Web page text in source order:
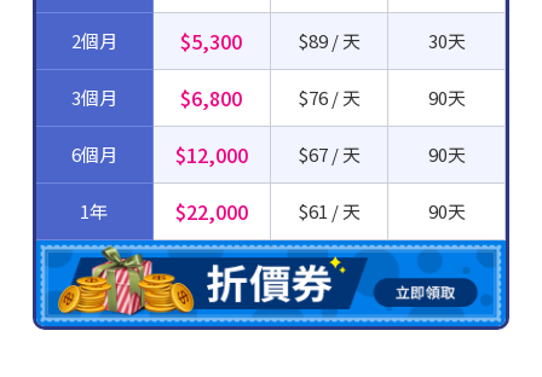
2個月 $5,300 $89 / 天 30天
3個月 $6,800 $76 / 天 90天
6個月 $12,000 $67 / 天 90天
1年 $22,000 $61 / 天 90天